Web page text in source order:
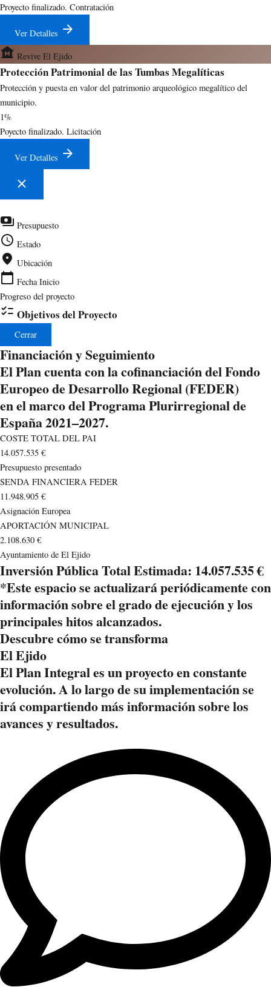
Proyecto finalizado. Contratación
Ver Detalles arrow_forward
museum Revive El Ejido
Protección Patrimonial de las Tumbas Megalíticas
Protección y puesta en valor del patrimonio arqueológico megalítico del
municipio.
1%
Poyecto finalizado. Licitación
Ver Detalles arrow_forward
close
payments Presupuesto
schedule Estado
location_on Ubicación
calendar_today Fecha Inicio
Progreso del proyecto
checklist Objetivos del Proyecto
Cerrar
Financiación y Seguimiento
El Plan cuenta con la cofinanciación del Fondo
Europeo de Desarrollo Regional (FEDER)
en el marco del Programa Plurirregional de
España 2021–2027.
COSTE TOTAL DEL PAI
14.057.535 €
Presupuesto presentado
SENDA FINANCIERA FEDER
11.948.905 €
Asignación Europea
APORTACIÓN MUNICIPAL
2.108.630 €
Ayuntamiento de El Ejido
Inversión Pública Total Estimada: 14.057.535 €
*Este espacio se actualizará periódicamente con
información sobre el grado de ejecución y los
principales hitos alcanzados.
Descubre cómo se transforma
El Ejido
El Plan Integral es un proyecto en constante
evolución. A lo largo de su implementación se
irá compartiendo más información sobre los
avances y resultados.